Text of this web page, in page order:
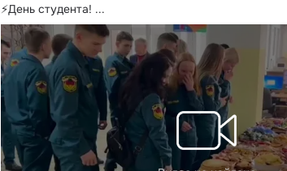
⚡️День студента! ...